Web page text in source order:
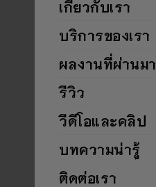
เกี่ยวกับเรา
บริการของเรา
ผลงานที่ผ่านมา
รีวิว
วีดีโอและคลิป
บทความน่ารู้
ติดต่อเรา